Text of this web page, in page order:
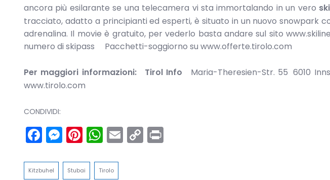
ancora più esilarante se una telecamera vi sta immortalando in un vero
tracciato, adatto a principianti ed esperti, è situato in un nuovo snowpark
adrenalina. Il movie è gratuito, per vederlo basta andare sul sito
numero di skipass Pacchetti-soggiorno su www.offerte.tirolo.com
Per maggiori informazioni: Tirol Info Maria-Theresien-Str. 55 6010
www.tirolo.com
CONDIVIDI:
Facebook
Messenger
Pinterest
WhatsApp
Email
Copy
Link
Kitzbuhel Stubai Tirolo